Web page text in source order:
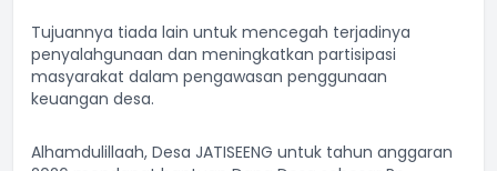
Tujuannya tiada lain untuk mencegah terjadinya
penyalahgunaan dan meningkatkan partisipasi
masyarakat dalam pengawasan penggunaan
keuangan desa.
Alhamdulillaah, Desa JATISEENG untuk tahun anggaran